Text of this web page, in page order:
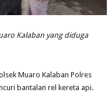
Kalaban yang diduga
Muaro Kalaban Polres
bantalan rel kereta api.